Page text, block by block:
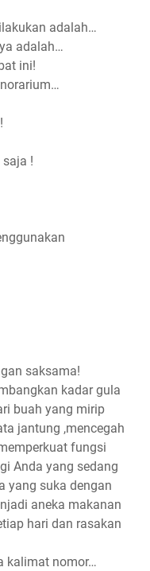
adalah…
adalah…
ini!
!
saksama!
kadar gula
buah yang mirip
jantung ,mencegah
fungsi
Anda yang sedang
yang suka dengan
aneka makanan
hari dan rasakan
kalimat nomor…